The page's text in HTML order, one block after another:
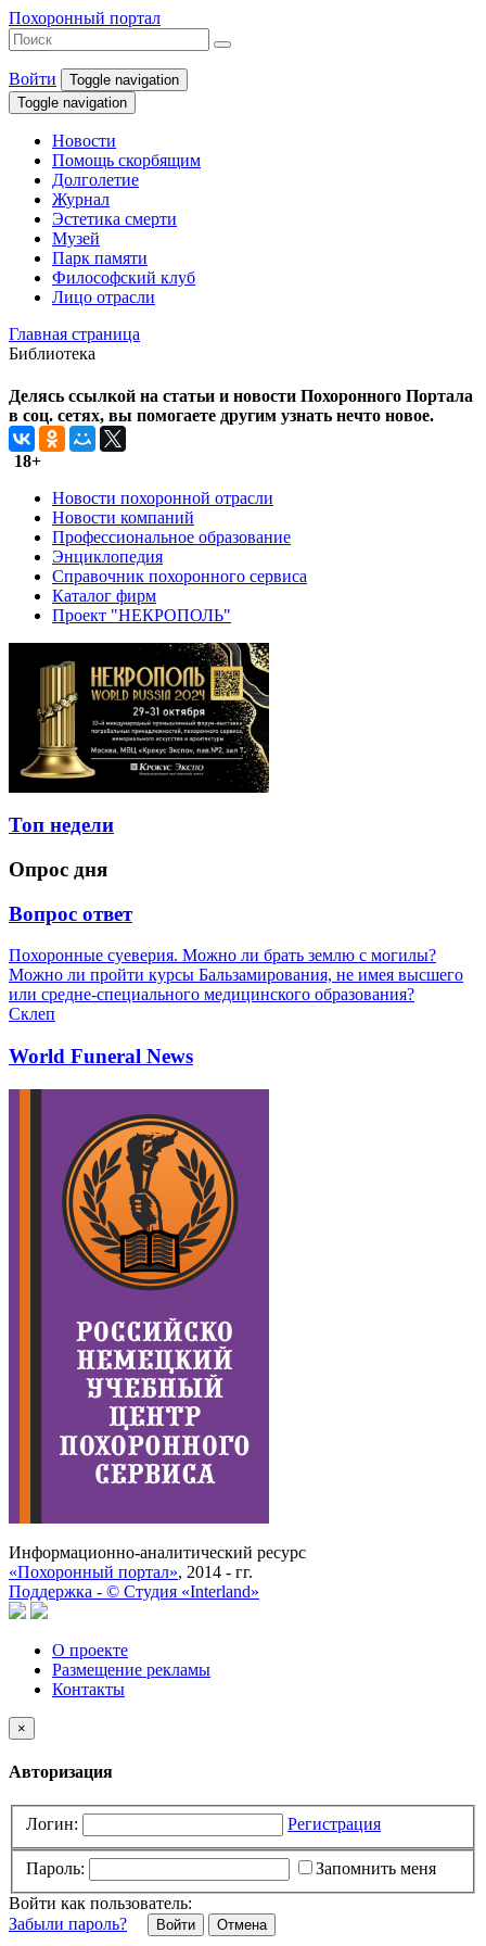
Похоронный портал
Войти
Toggle navigation
Toggle navigation
Новости
Помощь скорбящим
Долголетие
Журнал
Эстетика смерти
Музей
Парк памяти
Философский клуб
Лицо отрасли
Главная страница
Библиотека
Делясь ссылкой на статьи и новости Похоронного Портала
в соц. сетях, вы помогаете другим узнать нечто новое.
18+
Новости похоронной отрасли
Новости компаний
Профессиональное образование
Энциклопедия
Справочник похоронного сервиса
Каталог фирм
Проект "НЕКРОПОЛЬ"
Топ недели
Опрос дня
Вопрос ответ
Похоронные суеверия. Можно ли брать землю с могилы?
Можно ли пройти курсы Бальзамирования, не имея высшего
или средне-специального медицинского образования?
Склеп
World Funeral News
Информационно-аналитический ресурс
«Похоронный портал», 2014 - гг.
Поддержка - © Cтудия «Interland»
О проекте
Размещение рекламы
Контакты
×
Авторизация
Логин: Регистрация
Пароль:
Запомнить меня
Войти как пользователь:
Забыли пароль?
Отмена